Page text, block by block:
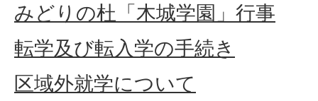
みどりの杜「木城学園」行事
転学及び転入学の手続き
区域外就学について